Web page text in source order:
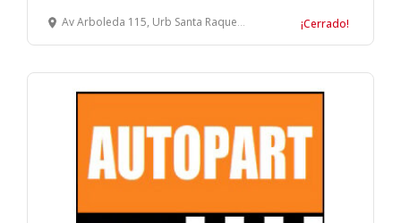
Av Arboleda 115, Urb Santa Raquel etapa 2, Ate, Lima ¡Cerrado!